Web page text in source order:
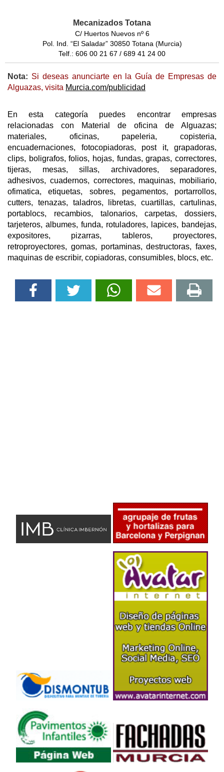
Mecanizados Totana
C/ Huertos Nuevos nº 6
Pol. Ind. “El Saladar” 30850 Totana (Murcia)
Telf.: 606 00 21 67 / 689 41 24 00
Nota: Si deseas anunciarte en la Guía de Empresas de
Alguazas, visita Murcia.com/publicidad
En esta categoría puedes encontrar empresas
relacionadas con Material de oficina de Alguazas;
materiales, oficinas, papeleria, copisteria,
encuadernaciones, fotocopiadoras, post it, grapadoras,
clips, boligrafos, folios, hojas, fundas, grapas, correctores,
tijeras, mesas, sillas, archivadores, separadores,
adhesivos, cuadernos, correctores, maquinas, mobiliario,
ofimatica, etiquetas, sobres, pegamentos, portarrollos,
cutters, tenazas, taladros, libretas, cuartillas, cartulinas,
portablocs, recambios, talonarios, carpetas, dossiers,
tarjeteros, albumes, funda, rotuladores, lapices, bandejas,
expositores, pizarras, tableros, proyectores,
retroproyectores, gomas, portaminas, destructoras, faxes,
maquinas de escribir, copiadoras, consumibles, blocs, etc.